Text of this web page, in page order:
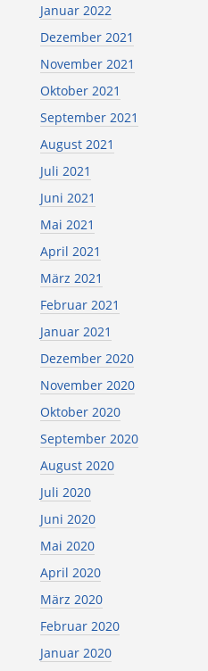
Januar 2022
Dezember 2021
November 2021
Oktober 2021
September 2021
August 2021
Juli 2021
Juni 2021
Mai 2021
April 2021
März 2021
Februar 2021
Januar 2021
Dezember 2020
November 2020
Oktober 2020
September 2020
August 2020
Juli 2020
Juni 2020
Mai 2020
April 2020
März 2020
Februar 2020
Januar 2020